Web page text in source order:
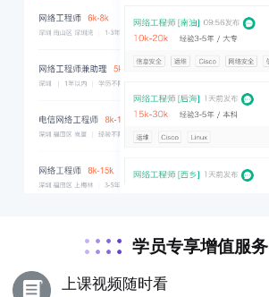
学员专享增值服务
上课视频随时看